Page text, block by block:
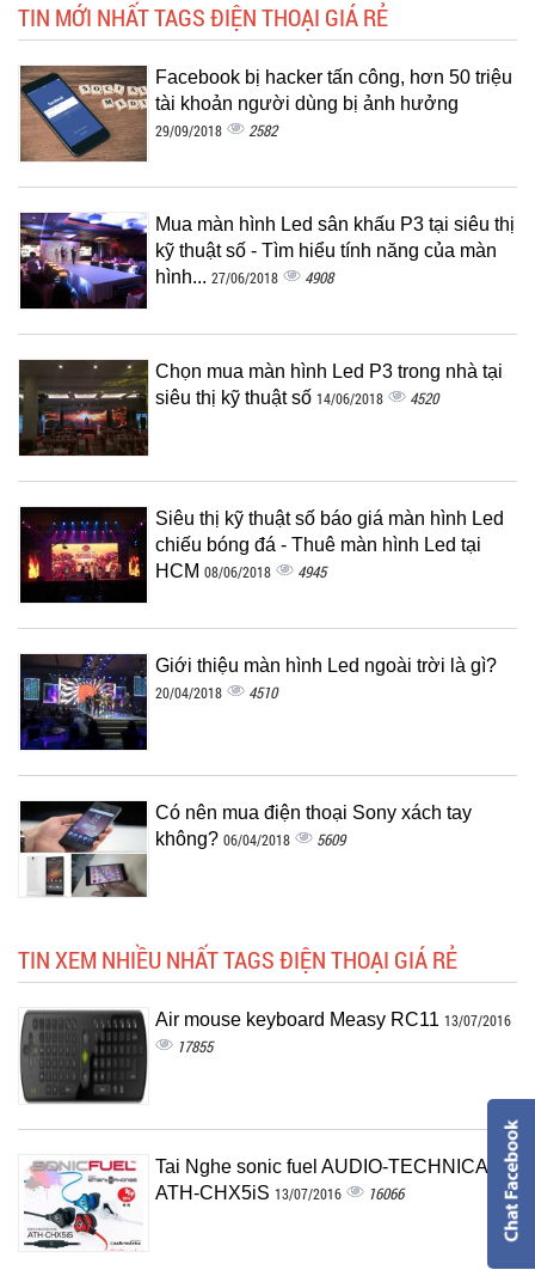
TIN MỚI NHẤT TAGS ĐIỆN THOẠI GIÁ RẺ
Facebook bị hacker tấn công, hơn 50 triệu
tài khoản người dùng bị ảnh hưởng
29/09/2018 2582
Mua màn hình Led sân khấu P3 tại siêu thị
kỹ thuật số - Tìm hiểu tính năng của màn
hình... 27/06/2018 4908
Chọn mua màn hình Led P3 trong nhà tại
siêu thị kỹ thuật số 14/06/2018 4520
Siêu thị kỹ thuật số báo giá màn hình Led
chiếu bóng đá - Thuê màn hình Led tại
HCM 08/06/2018 4945
Giới thiệu màn hình Led ngoài trời là gì?
20/04/2018 4510
Có nên mua điện thoại Sony xách tay
không? 06/04/2018 5609
TIN XEM NHIỀU NHẤT TAGS ĐIỆN THOẠI GIÁ RẺ
Air mouse keyboard Measy RC11 13/07/2016
17855
Tai Nghe sonic fuel AUDIO-TECHNICA
ATH-CHX5iS 13/07/2016 16066